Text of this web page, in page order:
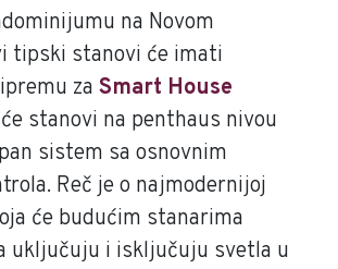
na Novom
tipski stanovi će imati
za Smart House
stanovi na penthaus nivou
sistem sa osnovnim
Reč je o najmodernijoj
će budućim stanarima
uključuju i isključuju svetla u